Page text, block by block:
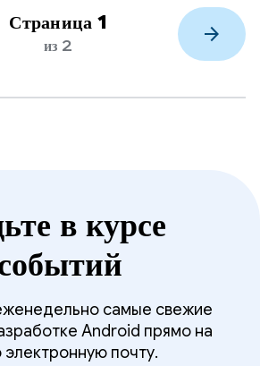
Страница 1
из 2 arrow_forward
в курсе
самые свежие
Android прямо на
почту.